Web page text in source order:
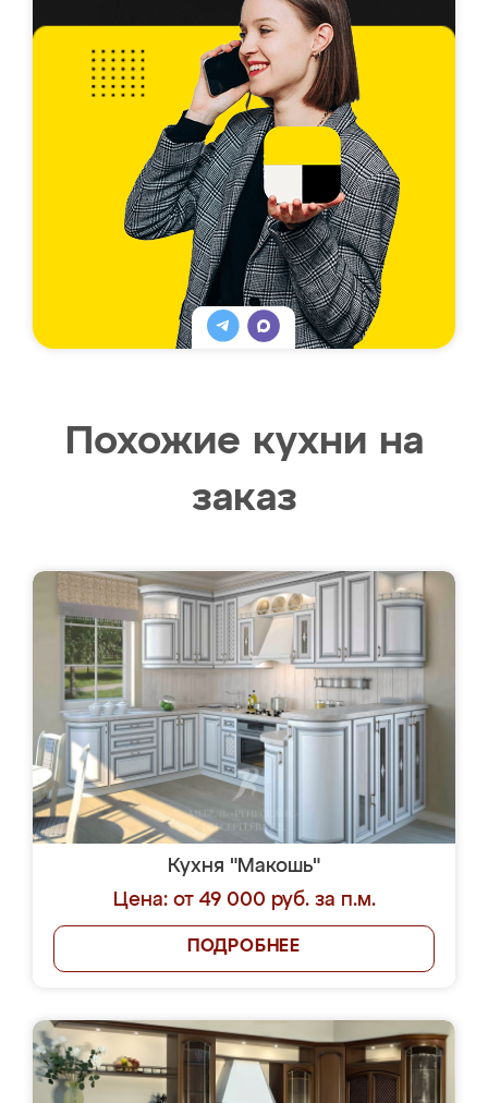
Похожие кухни на
заказ
Кухня "Макошь"
Цена: от 49 000 руб. за п.м.
ПОДРОБНЕЕ